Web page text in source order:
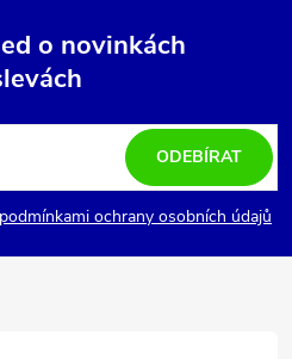
o novinkách
podmínkami ochrany osobních údajů
ODEBÍRAT